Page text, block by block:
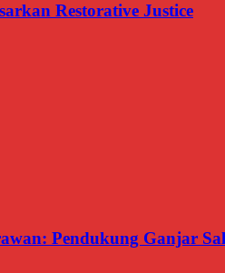
Restorative Justice
Pendukung Ganjar